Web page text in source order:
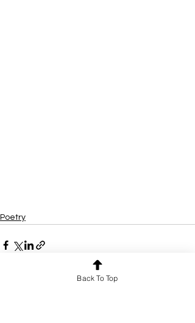
Poetry
Back To Top